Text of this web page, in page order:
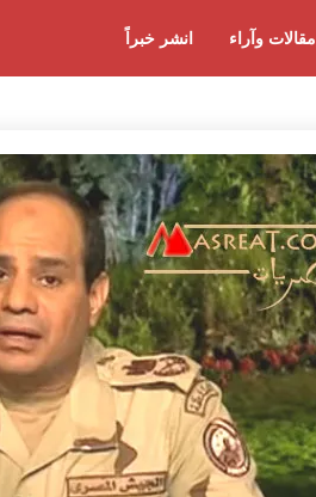
انشر خبراً مقالات وآراء